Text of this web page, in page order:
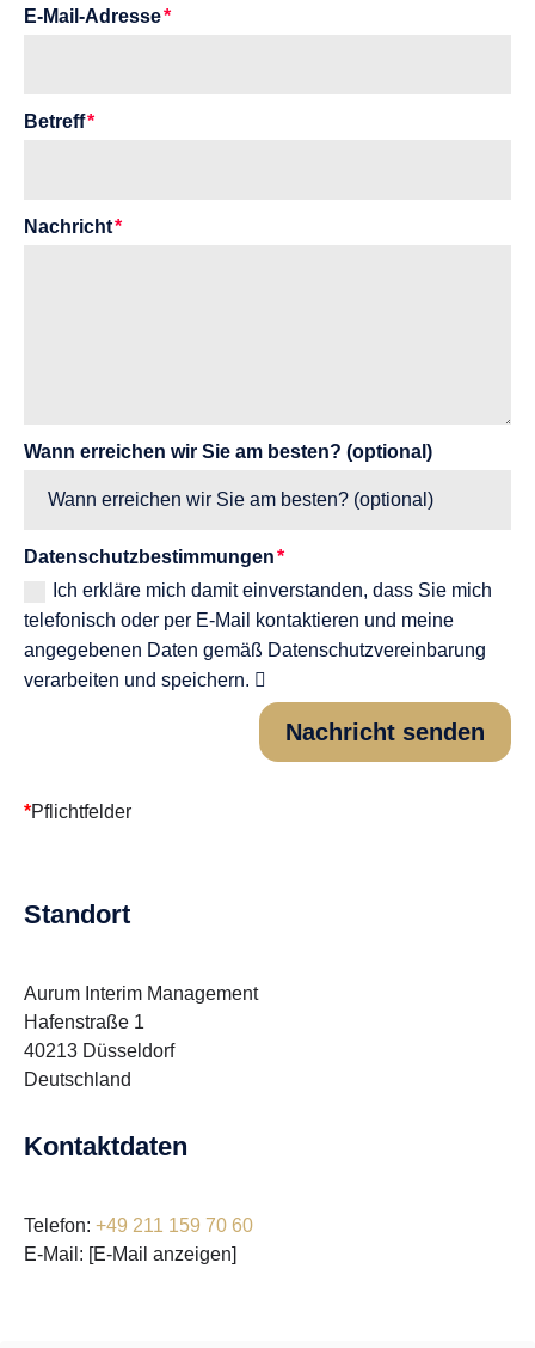
E-Mail-Adresse
Betreff
Nachricht
Wann erreichen wir Sie am besten? (optional)
Datenschutzbestimmungen
Ich erkläre mich damit einverstanden, dass Sie mich
telefonisch oder per E-Mail kontaktieren und meine
angegebenen Daten gemäß Datenschutzvereinbarung
verarbeiten und speichern.
Nachricht senden
*Pflichtfelder
Standort
Aurum Interim Management
Hafenstraße 1
40213 Düsseldorf
Deutschland
Kontaktdaten
Telefon: +49 211 159 70 60
E-Mail: [E-Mail anzeigen]